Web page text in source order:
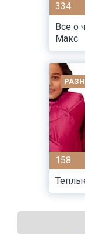
334
Все о
Макс
158